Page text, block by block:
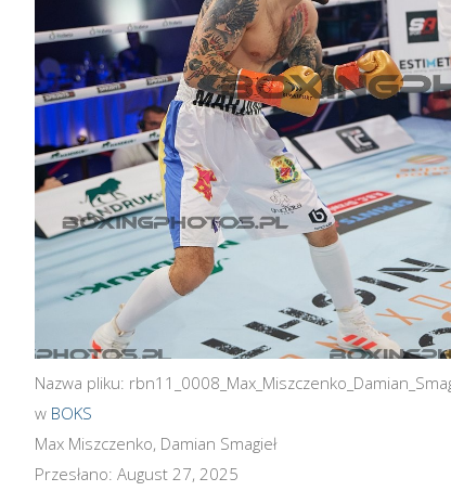
Nazwa pliku:
w BOKS
Max Miszczenko, Damian Smagieł
Przesłano: August 27, 2025